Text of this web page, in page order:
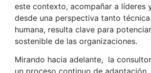
este contexto, acompañar a líderes
desde una perspectiva tanto
humana, resulta clave para
sostenible de las organizaciones.
Mirando hacia adelante, la